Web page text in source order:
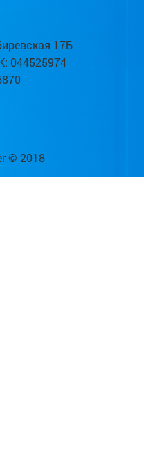
17Б
044525974
© 2018